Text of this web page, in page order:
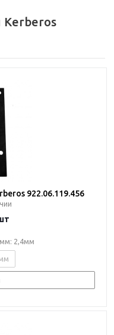
Kerberos
922.06.119.456
2,4мм